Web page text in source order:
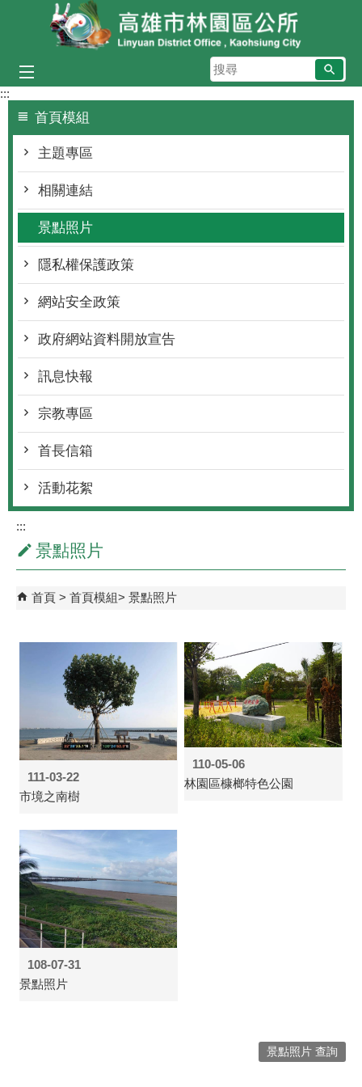
跳到主要內容區塊
搜
尋
:::
首頁模組
主題專區
相關連結
景點照片
隱私權保護政策
網站安全政策
政府網站資料開放宣告
訊息快報
宗教專區
首長信箱
活動花絮
:::
景點照片
首頁 首頁模組 景點照片
111-03-22
市境之南樹
110-05-06
林園區槺榔特色公園
108-07-31
景點照片
景點照片 查詢